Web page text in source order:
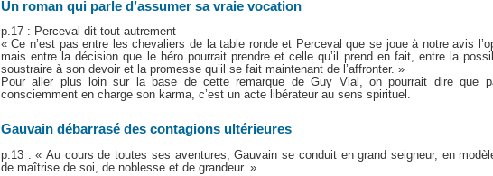
Un roman qui parle d’assumer sa vraie vocation
p.17 : Perceval dit tout autrement
« Ce n’est pas entre les chevaliers de la table ronde et Perceval que se joue à notre avis
mais entre la décision que le héro pourrait prendre et celle qu’il prend en fait, entre la
soustraire à son devoir et la promesse qu’il se fait maintenant de l’affronter. »
Pour aller plus loin sur la base de cette remarque de Guy Vial, on pourrait dire que
consciemment en charge son karma, c’est un acte libérateur au sens spirituel.
Gauvain débarrasé des contagions ultérieures
p.13 : « Au cours de toutes ses aventures, Gauvain se conduit en grand seigneur, en
de maîtrise de soi, de noblesse et de grandeur. »